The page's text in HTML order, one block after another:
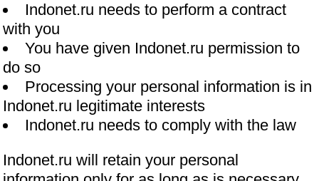
Indonet.ru needs to perform a contract
with you
You have given Indonet.ru permission to
do so
Processing your personal information is in
Indonet.ru legitimate interests
Indonet.ru needs to comply with the law
Indonet.ru will retain your personal